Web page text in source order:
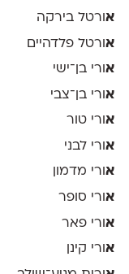
אורטל בירקה
אורטל פלדהיים
אורי בן־ישי
אורי בן־צבי
אורי טור
אורי לבני
אורי מדמון
אורי סופר
אורי פאר
אורי קינן